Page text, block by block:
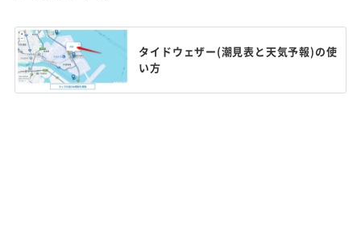
タイドウェザー(潮見表と天気予報)の使
い方